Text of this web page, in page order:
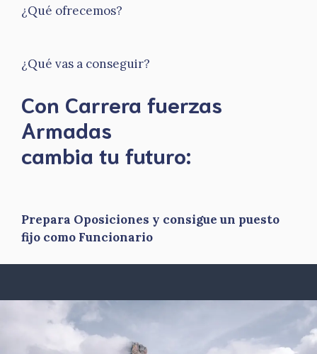
¿Qué ofrecemos?
¿Qué vas a conseguir?
Con Carrera fuerzas
Armadas
​cambia tu futuro:
Prepara Oposiciones y consigue un puesto
fijo como Funcionario